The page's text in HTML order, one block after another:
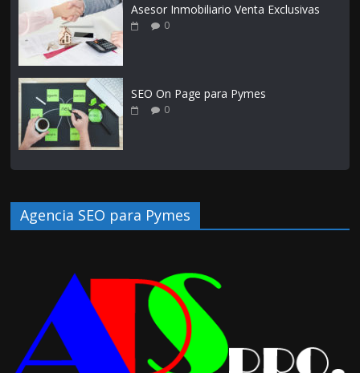
Asesor Inmobiliario Venta Exclusivas
0
SEO On Page para Pymes
0
Agencia SEO para Pymes